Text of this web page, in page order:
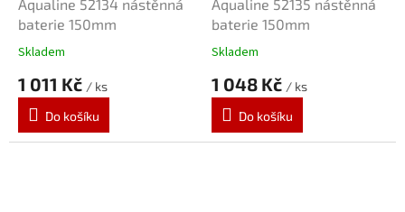
Aqualine 52134 nástěnná
baterie 150mm
Skladem
1 011 Kč / ks
Do košíku
Aqualine 52135 nástěnná
baterie 150mm
Skladem
1 048 Kč / ks
Do košíku